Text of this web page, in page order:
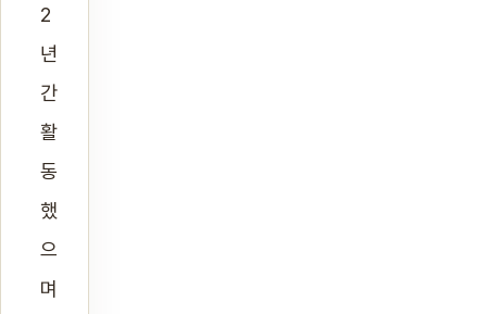
2
년
간
활
동
했
으
며